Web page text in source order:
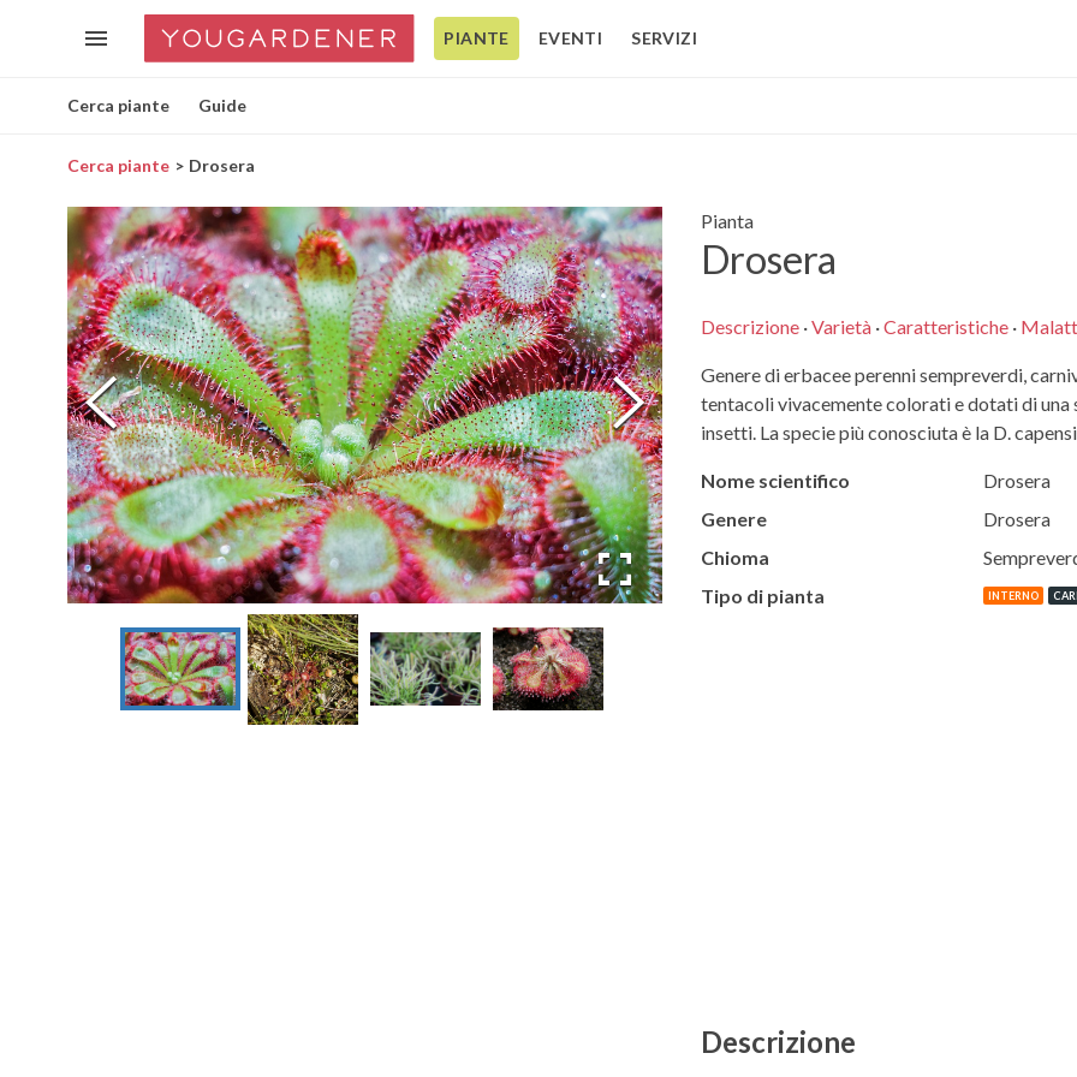
PIANTE EVENTI SERVIZI
Cerca piante Guide
Cerca piante Drosera
Pianta
Drosera
Descrizione·Varietà·Caratteristiche·
Genere di erbacee perenni sempreverdi,
tentacoli vivacemente colorati e dotati di
insetti. La specie più conosciuta è la D.
Nome scientifico
Drosera
Genere
Drosera
Chioma
Tipo di pianta
INTERNO
Descrizione